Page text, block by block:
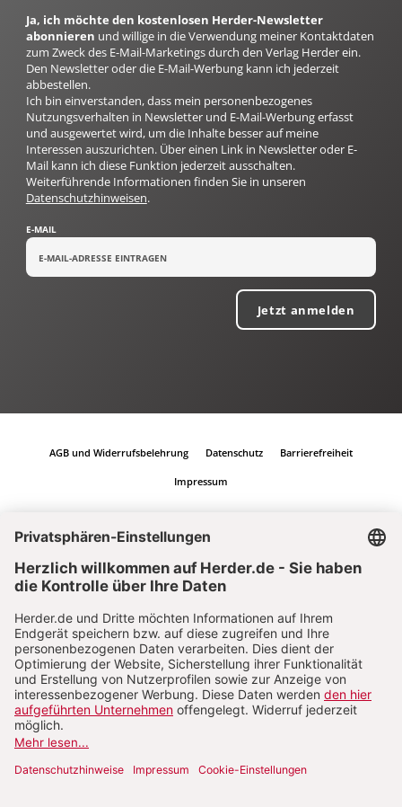
Ja, ich möchte den kostenlosen Herder-Newsletter
abonnieren und willige in die Verwendung meiner Kontaktdaten
zum Zweck des E-Mail-Marketings durch den Verlag Herder ein.
Den Newsletter oder die E-Mail-Werbung kann ich jederzeit
abbestellen.
Ich bin einverstanden, dass mein personenbezogenes
Nutzungsverhalten in Newsletter und E-Mail-Werbung erfasst
und ausgewertet wird, um die Inhalte besser auf meine
Interessen auszurichten. Über einen Link in Newsletter oder E-
Mail kann ich diese Funktion jederzeit ausschalten.
Weiterführende Informationen finden Sie in unseren
Datenschutzhinweisen.
E-MAIL
Jetzt anmelden
AGB und Widerrufsbelehrung Datenschutz Barrierefreiheit
Impressum
Vertrag widerrufen